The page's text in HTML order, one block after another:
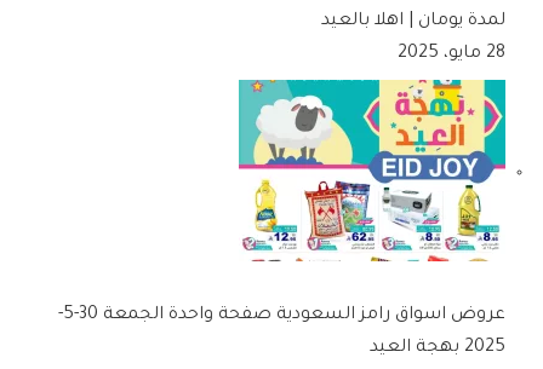
لمدة يومان | اهلا بالعيد
28 مايو، 2025
عروض اسواق رامز السعودية صفحة واحدة الجمعة 30-5-
2025 بهجة العيد